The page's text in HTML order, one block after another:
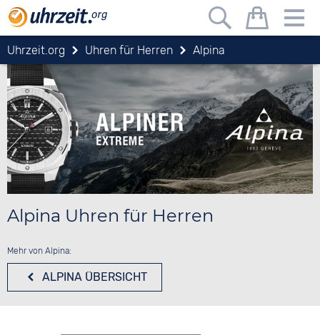
Uhrzeit.org Uhren für Herren Alpina
Alpina Uhren für Herren
Mehr von Alpina:
ALPINA ÜBERSICHT